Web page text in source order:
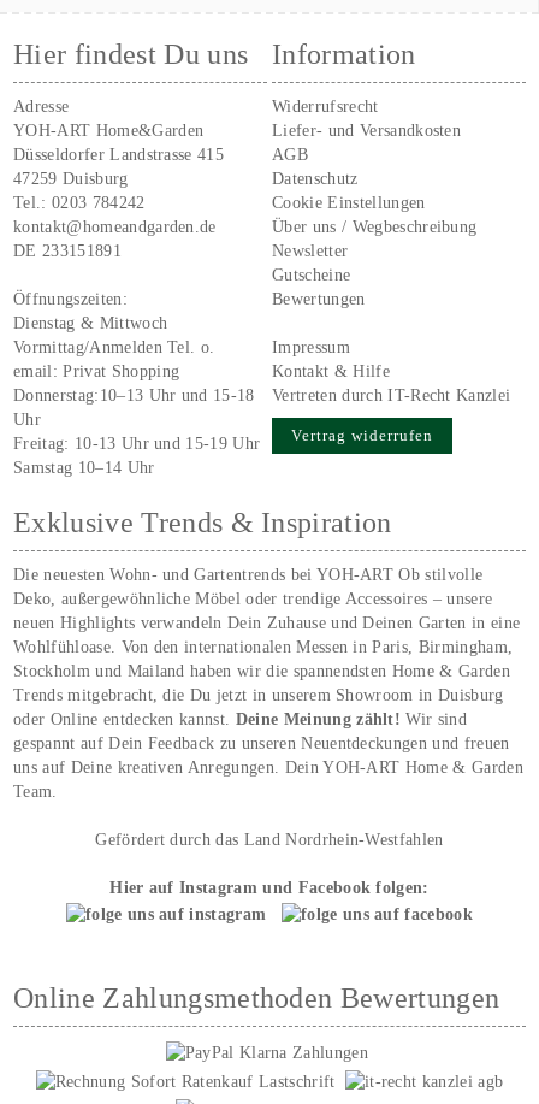
Hier findest Du uns
Adresse
YOH-ART Home&Garden
Düsseldorfer Landstrasse 415
47259 Duisburg
Tel.:0203 784242
kontakt@homeandgarden.de
DE 233151891
Öffnungszeiten:
Dienstag & Mittwoch
Vormittag/Anmelden Tel. o.
email:Privat Shopping
Donnerstag:10–13 Uhr und 15-18
Uhr
Freitag: 10-13 Uhr und 15-19 Uhr
Samstag 10–14 Uhr
Information
Widerrufsrecht
Liefer- und Versandkosten
AGB
Datenschutz
Cookie Einstellungen
Über uns / Wegbeschreibung
Newsletter
Gutscheine
Bewertungen
Impressum
Kontakt & Hilfe
Vertreten durch IT-Recht Kanzlei
Vertrag widerrufen
Exklusive Trends & Inspiration
Die neuesten Wohn- und Gartentrends bei YOH‑ART Ob stilvolle
Deko, außergewöhnliche Möbel oder trendige Accessoires – unsere
neuen Highlights verwandeln Dein Zuhause und Deinen Garten in eine
Wohlfühloase. Von den internationalen Messen in Paris, Birmingham,
Stockholm und Mailand haben wir die spannendsten Home & Garden
Trends mitgebracht, die Du jetzt in unserem Showroom in Duisburg
oder Online entdecken kannst. Deine Meinung zählt!Wir sind
gespannt auf Dein Feedback zu unseren Neuentdeckungen und freuen
uns auf Deine kreativen Anregungen. Dein YOH‑ART Home & Garden
Team.
Gefördert durch das Land Nordrhein-Westfahlen
Hier auf Instagram und Facebook folgen:
Online Zahlungsmethoden Bewertungen